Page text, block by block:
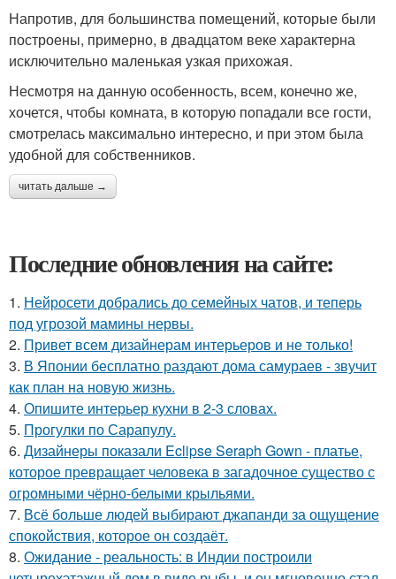
Напротив, для большинства помещений, которые были
построены, примерно, в двадцатом веке характерна
исключительно маленькая узкая прихожая.
Несмотря на данную особенность, всем, конечно же,
хочется, чтобы комната, в которую попадали все гости,
смотрелась максимально интересно, и при этом была
удобной для собственников.
читать дальше →
Последние обновления на сайте:
1. Нейросети добрались до семейных чатов, и теперь
под угрозой мамины нервы.
2. Привет всем дизайнерам интерьеров и не только!
3. В Японии бесплатно раздают дома самураев - звучит
как план на новую жизнь.
4. Опишите интерьер кухни в 2-3 словах.
5. Прогулки по Сарапулу.
6. Дизайнеры показали Eclipse Seraph Gown - платье,
которое превращает человека в загадочное существо с
огромными чёрно-белыми крыльями.
7. Всё больше людей выбирают джапанди за ощущение
спокойствия, которое он создаёт.
8. Ожидание - реальность: в Индии построили